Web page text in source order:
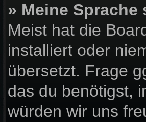
» Meine
Meist hat die
installiert oder
übersetzt. Frage
das du benötigst,
würden wir uns